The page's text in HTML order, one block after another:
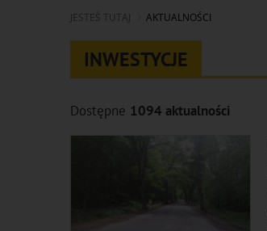
JESTEŚ TUTAJ AKTUALNOŚCI
INWESTYCJE
Dostępne 1094 aktualności